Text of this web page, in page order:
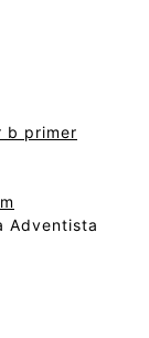
b primer
Adventista